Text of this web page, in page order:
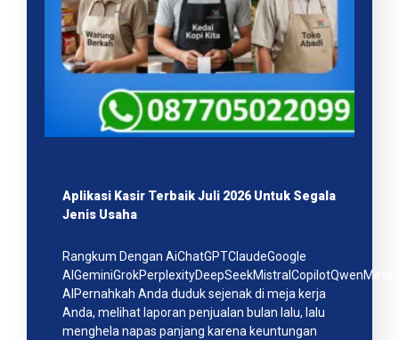
Aplikasi Kasir Terbaik Juli 2026 Untuk Segala
Jenis Usaha
Rangkum Dengan AiChatGPTClaudeGoogle
AIGeminiGrokPerplexityDeepSeekMistralCopilotQwenMeta
AIPernahkah Anda duduk sejenak di meja kerja
Anda, melihat laporan penjualan bulan lalu, lalu
menghela napas panjang karena keuntungan